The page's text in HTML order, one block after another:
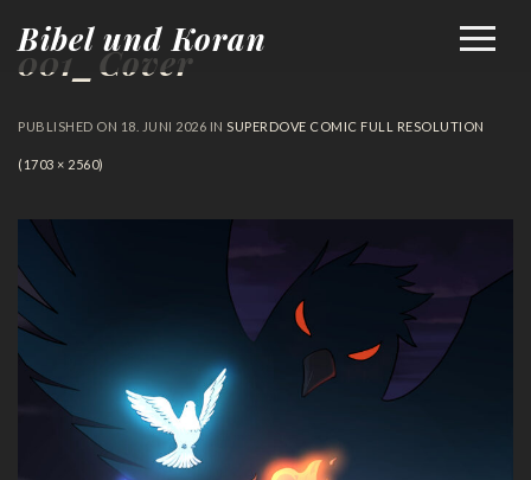
Bibel und Koran
001_Cover
PUBLISHED ON 18. JUNI 2026 IN SUPERDOVE COMIC FULL RESOLUTION
(1703 × 2560)